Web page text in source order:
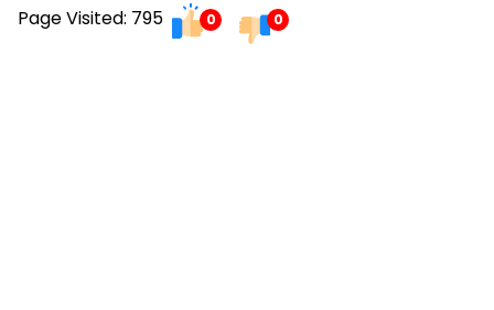
Page Visited: 795 0 0